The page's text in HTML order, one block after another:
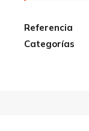
Referencia
Categorías